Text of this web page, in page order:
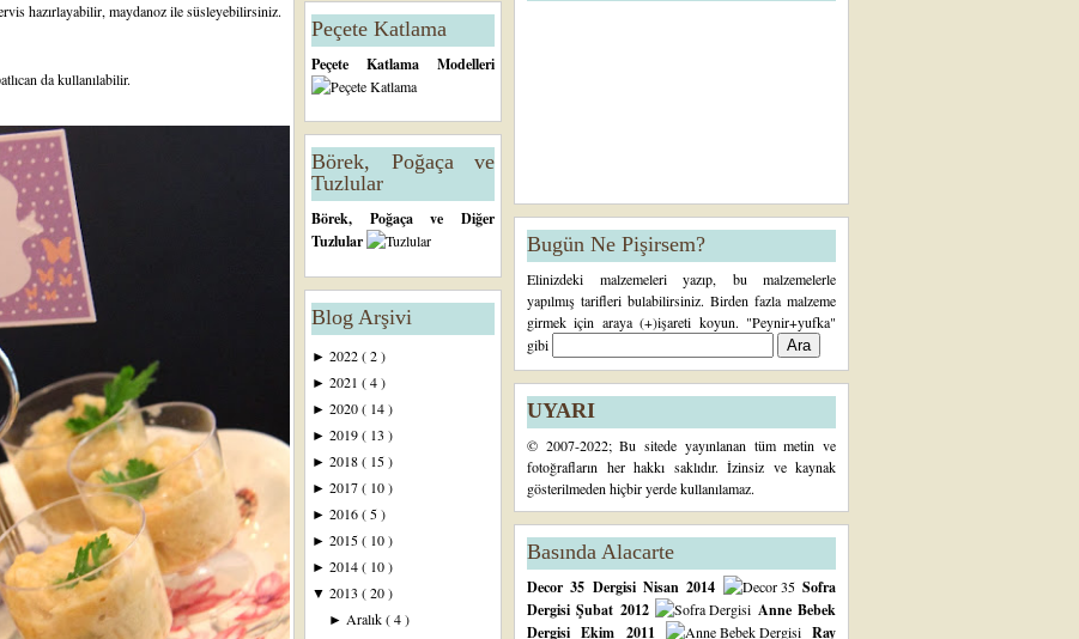
hazırlayabilir, maydanoz ile süsleyebilirsiniz.
da kullanılabilir.
Peçete Katlama
Peçete Katlama Modelleri
Börek, Poğaça ve
Tuzlular
Börek, Poğaça ve Diğer
Tuzlular
Blog Arşivi
► 2022( 2 )
► 2021 ( 4 )
► 2020( 14 )
► 2019( 13 )
► 2018( 15 )
► 2017( 10 )
► 2016( 5 )
► 2015( 10 )
► 2014( 10 )
▼ 2013 ( 20 )
►Aralık( 4 )
Bugün Ne Pişirsem?
Elinizdeki malzemeleri yazıp, bu malzemelerle
yapılmış tarifleri bulabilirsiniz. Birden fazla malzeme
girmek için araya (+)işareti koyun. "Peynir+yufka"
gibi
UYARI
© 2007-2022; Bu sitede yayınlanan tüm metin ve
fotoğrafların her hakkı saklıdır. İzinsiz ve kaynak
gösterilmeden hiçbir yerde kullanılamaz.
Basında Alacarte
Decor 35 Dergisi Nisan 2014
Sofra
Dergisi Şubat 2012
Anne Bebek
Dergisi Ekim 2011
Ray